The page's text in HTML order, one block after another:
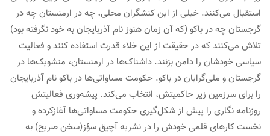
استقبال می‌کنند. خیلی از این کنشگران محلی، چه در ارمنستان چه در
گرجستان چه در باکو (که آن زمان هنوز نام آذربایجان به خود نگرفته بود)
تلاش می‌کنند که در حقیقت از این خلاء قدرت استفاده کنند و فعالیت
سیاسی خودشان را دامن بزنند. داشناک‌ها در ارمنستان، منشویک‌ها در
گرجستان و ملی‌گرایان در باکو. حکومت مساواتی‌ها در باکو نام آذربایجان
را برای سرزمین زیر حاکمیتش، انتخاب می‌کند. پیشه‌وری فعالیتش
روزنامه نگاری را پیش از شکل‌گیری حکومت مساواتی‌ها آغازکرده و
نخست کارهای قلمی خودش را در نشریه آچیق سؤز(سخن صریح) به